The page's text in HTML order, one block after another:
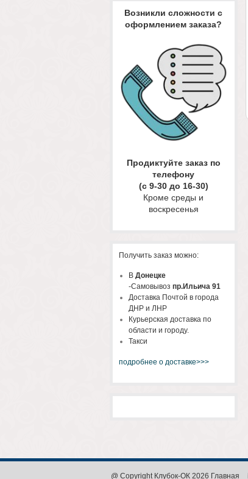
Возникли сложности с
оформлением заказа?
Продиктуйте заказ по
телефону
(с 9-30 до 16-30)
Кроме среды и
воскресенья
Получить заказ можно:
В Донецке
-Самовывоз пр.Ильича 91
Доставка Почтой в города
ДНР и ЛНР
Курьерская доставка по
области и городу.
Такси
подробнее о доставке>>>
@ Copyright Клубок-ОК 2026 Главная